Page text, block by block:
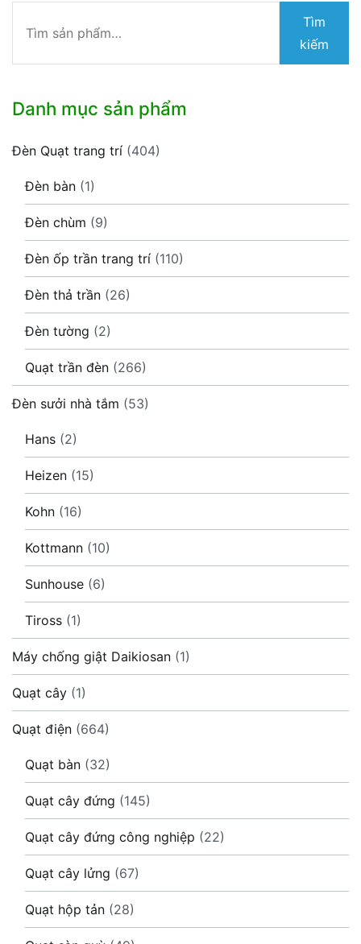
kiếm:
Tìm
kiếm
Danh mục sản phẩm
Đèn Quạt trang trí (404)
Đèn bàn (1)
Đèn chùm (9)
Đèn ốp trần trang trí (110)
Đèn thả trần (26)
Đèn tường (2)
Quạt trần đèn (266)
Đèn sưởi nhà tắm (53)
Hans (2)
Heizen (15)
Kohn (16)
Kottmann (10)
Sunhouse (6)
Tiross (1)
Máy chống giật Daikiosan (1)
Quạt cây (1)
Quạt điện (664)
Quạt bàn (32)
Quạt cây đứng (145)
Quạt cây đứng công nghiệp (22)
Quạt cây lửng (67)
Quạt hộp tản (28)